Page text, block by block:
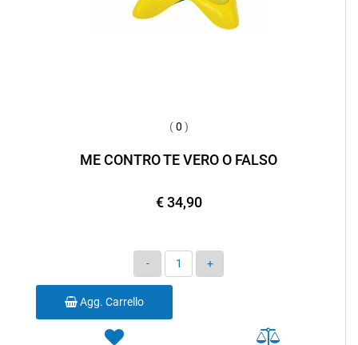
(0 )
ME CONTRO TE VERO O FALSO
€ 34,90
Quantità
Agg. Carrello